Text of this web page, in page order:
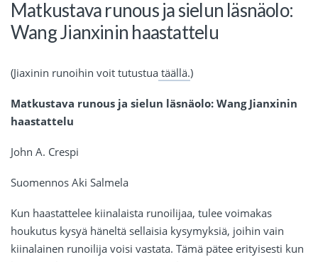
Matkustava runous ja sielun läsnäolo:
Wang Jianxinin haastattelu
(Jiaxinin runoihin voit tutustua täällä.)
Matkustava runous ja sielun läsnäolo: Wang Jianxinin
haastattelu
John A. Crespi
Suomennos Aki Salmela
Kun haastattelee kiinalaista runoilijaa, tulee voimakas
houkutus kysyä häneltä sellaisia kysymyksiä, joihin vain
kiinalainen runoilija voisi vastata. Tämä pätee erityisesti kun